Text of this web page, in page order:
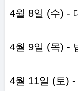
4월 8일 (수) -
4월 9일 (목) -
4월 11일 (토) -